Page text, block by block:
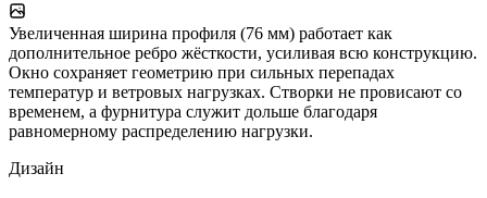
Увеличенная ширина профиля (76 мм) работает как
дополнительное ребро жёсткости, усиливая всю конструкцию.
Окно сохраняет геометрию при сильных перепадах
температур и ветровых нагрузках. Створки не провисают со
временем, а фурнитура служит дольше благодаря
равномерному распределению нагрузки.
Дизайн